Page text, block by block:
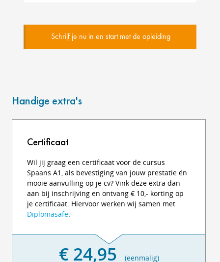
Schrijf je nu in en start met de opleiding
Handige extra's
Certificaat
Wil jij graag een certificaat voor de cursus
Spaans A1, als bevestiging van jouw prestatie én
mooie aanvulling op je cv? Vink deze extra dan
aan bij inschrijving en ontvang € 10,- korting op
je certificaat. Hiervoor werken wij samen met
Diplomasafe.
€ 24,95 (eenmalig)